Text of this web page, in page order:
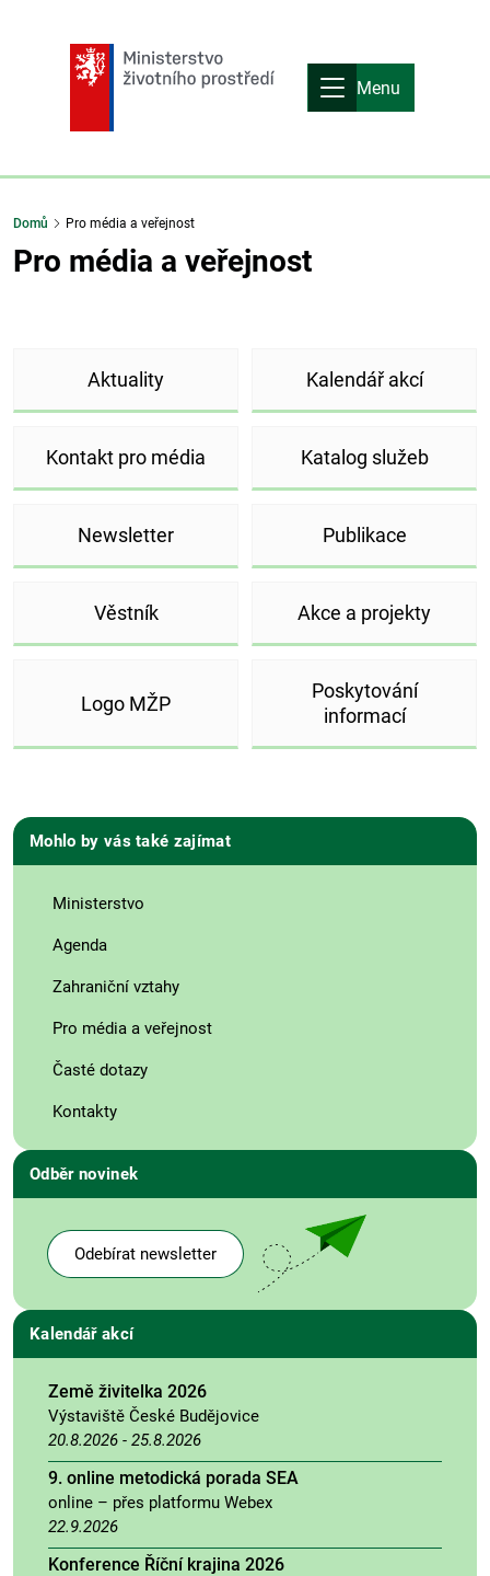
Menu
Domů Pro média a veřejnost
Pro média a veřejnost
Aktuality Kalendář akcí
Kontakt pro média Katalog služeb
Newsletter Publikace
Věstník Akce a projekty
Logo MŽP
Poskytování
informací
Mohlo by vás také zajímat
Ministerstvo
Agenda
Zahraniční vztahy
Pro média a veřejnost
Časté dotazy
Kontakty
Odběr novinek
Odebírat newsletter
Kalendář akcí
Země živitelka 2026
Výstaviště České Budějovice
20.8.2026 - 25.8.2026
9. online metodická porada SEA
online – přes platformu Webex
22.9.2026
Konference Říční krajina 2026